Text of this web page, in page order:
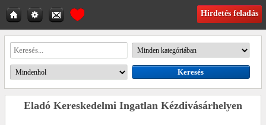
Hirdetés feladás
Eladó Kereskedelmi Ingatlan Kézdivásárhelyen